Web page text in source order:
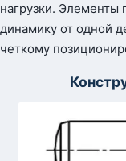
нагрузки.
динамику от одной
четкому